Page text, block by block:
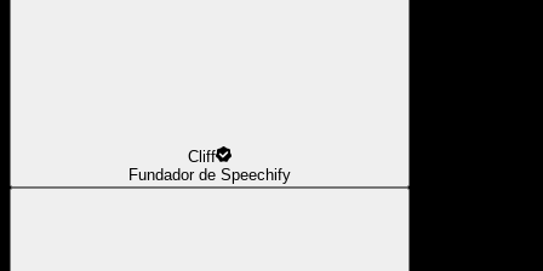
Cliff
Fundador de Speechify